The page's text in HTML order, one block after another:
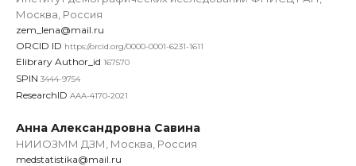
Москва, Россия
zem_lena@mail.ru
ORCID ID https://orcid.org/0000-0001-6231-1611
Elibrary Author_id 167570
SPIN 3444-9754
ResearchID AAA-4170-2021
Анна Александровна Савина
НИИОЗММ ДЗМ, Москва, Россия
medstatistika@mail.ru